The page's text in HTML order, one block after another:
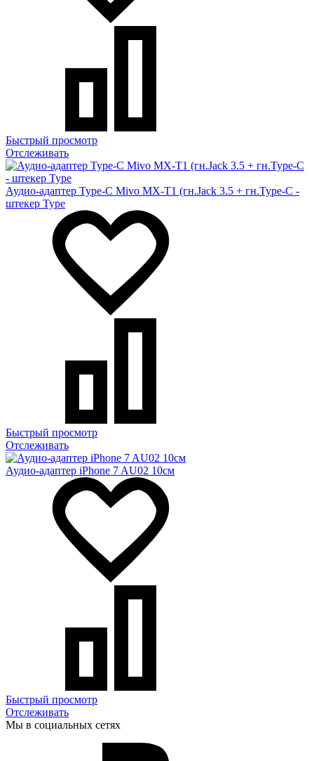
Быстрый просмотр
Отслеживать
Аудио-адаптер Type-C Mivo MX-T1 (гн.Jack 3.5 + гн.Type-C -
штекер Type
Быстрый просмотр
Отслеживать
Аудио-адаптер iPhone 7 AU02 10см
Быстрый просмотр
Отслеживать
Мы в социальных сетях